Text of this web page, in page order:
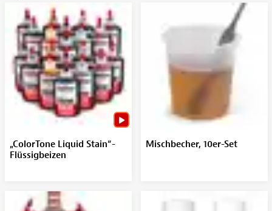
„ColorTone Liquid Stain“-
Flüssigbeizen
Mischbecher, 10er-Set